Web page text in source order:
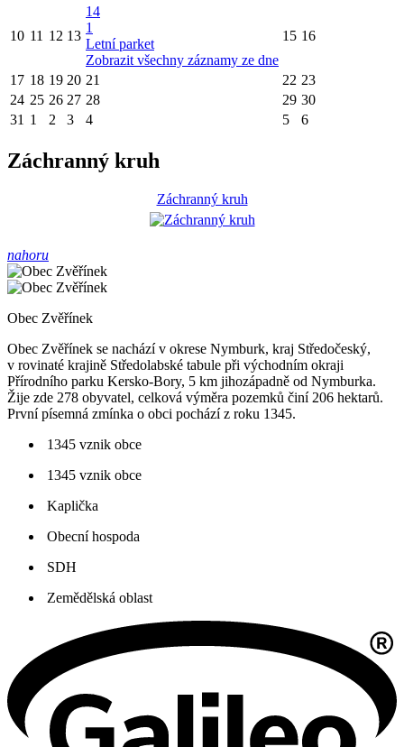
10 11 12 13
14
1
Letní parket
Zobrazit všechny záznamy ze dne
15 16
17 18 19 20 21 22 23
24 25 26 27 28 29 30
31 1 2 3 4 5 6
Záchranný kruh
Záchranný kruh
nahoru
Obec Zvěřínek
Obec Zvěřínek se nachází v okrese Nymburk, kraj Středočeský,
v rovinaté krajině Středolabské tabule při východním okraji
Přírodního parku Kersko-Bory, 5 km jihozápadně od Nymburka.
Žije zde 278 obyvatel, celková výměra pozemků činí 206 hektarů.
První písemná zmínka o obci pochází z roku 1345.
1345 vznik obce
1345 vznik obce
Kaplička
Obecní hospoda
SDH
Zemědělská oblast